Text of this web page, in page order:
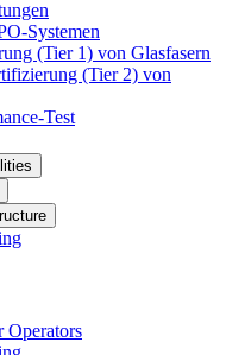
Systemen
(Tier 1) von Glasfasern
(Tier 2) von
Test
Operators